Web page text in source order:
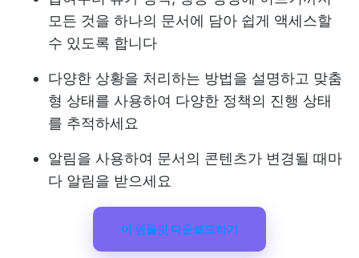
모든 것을 하나의 문서에 담아 쉽게 액세스할
수 있도록 합니다
다양한 상황을 처리하는 방법을 설명하고 맞춤
형 상태를 사용하여 다양한 정책의 진행 상태
를 추적하세요
알림을 사용하여 문서의 콘텐츠가 변경될 때마
다 알림을 받으세요
이 템플릿 다운로드하기